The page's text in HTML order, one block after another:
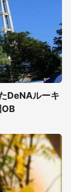
DeNAルーキ
OB